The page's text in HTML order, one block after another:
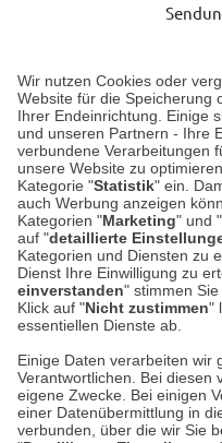
Wir nutzen Cookies oder
Website für die Speicherung
Ihrer Endeinrichtung. Einige
und unseren Partnern - Ihre
verbundene Verarbeitungen
unsere Website zu
Kategorie "Statistik" ein.
auch Werbung anzeigen
Kategorien "Marketing" und "
auf "detaillierte
Kategorien und Diensten zu
Dienst Ihre Einwilligung zu
einverstanden" stimmen
Klick auf "Nicht zustimmen"
essentiellen Dienste ab.
Einige Daten verarbeiten wir
Verantwortlichen. Bei diesen
eigene Zwecke. Bei einigen
einer Datenübermittlung in
verbunden, über die wir Sie
Unser
Auf
Montag bis
Hier